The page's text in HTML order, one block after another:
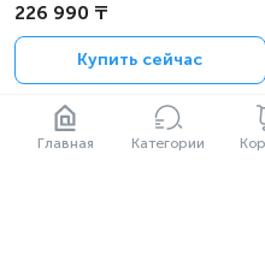
Главная Категории
226 990 ₸
Купить сейчас
Политика конфиденциальности